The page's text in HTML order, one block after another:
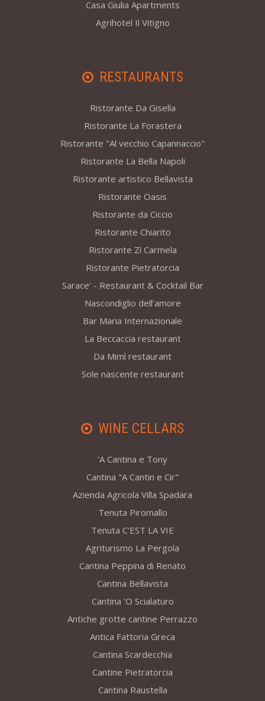
Casa Giulia Apartments
Agrihotel Il Vitigno
RESTAURANTS
Ristorante Da Gisella
Ristorante La Forastera
Ristorante "Al vecchio Capannaccio"
Ristorante La Bella Napoli
Ristorante artistico Bellavista
Ristorante Oasis
Ristorante da Ciccio
Ristorante Chiarito
Ristorante Zì Carmela
Ristorante Pietratorcia
Sarace' - Restaurant & Cocktail Bar
Nascondiglio dell’amore
Bar Maria Internazionale
La Beccaccia restaurant
Da Mimì restaurant
Sole nascente restaurant
WINE CELLARS
'A Cantina e Tony
Cantina "A Cantin e Cir"
Azienda Agricola Villa Spadara
Tenuta Piromallo
Tenuta C’EST LA VIE
Agriturismo La Pergola
Cantina Peppina di Renato
Cantina Bellavista
Cantina 'O Scialaturo
Antiche grotte cantine Perrazzo
Antica Fattoria Greca
Cantina Scardecchia
Cantine Pietratorcia
Cantina Raustella